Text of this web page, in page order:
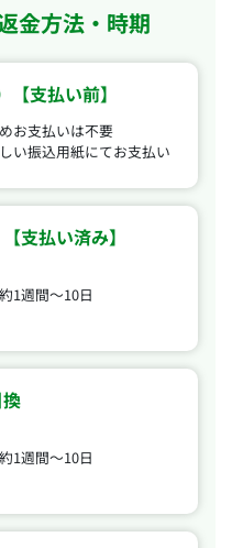
金方法・時期
支払い前】
お支払いは不要
い振込用紙にてお支払い
支払い済み】
1週間～10日
1週間～10日